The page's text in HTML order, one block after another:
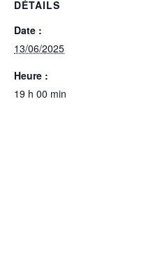
DÉTAILS
Date :
13/06/2025
Heure :
19 h 00 min